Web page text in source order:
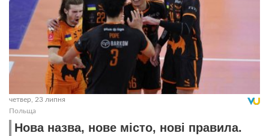
четвер, 23 липня
Польща
Нова назва, нове місто, нові правила.